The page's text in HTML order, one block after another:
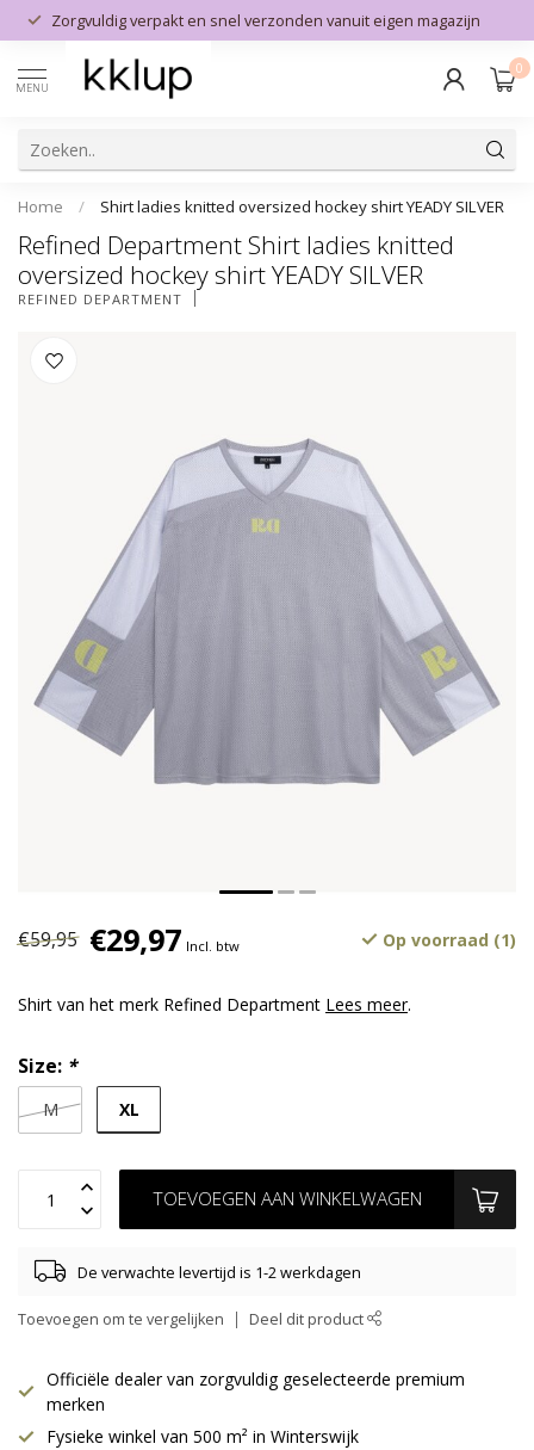
Zorgvuldig verpakt en snel verzonden vanuit eigen magazijn
MENU
0
Home / Shirt ladies knitted oversized hockey shirt YEADY SILVER
Refined Department Shirt ladies knitted
oversized hockey shirt YEADY SILVER
REFINED DEPARTMENT
€59,95 €29,97 Incl. btw Op voorraad (1)
Shirt van het merk Refined Department Lees meer.
Size: *
M XL
TOEVOEGEN AAN WINKELWAGEN
De verwachte levertijd is 1-2 werkdagen
Toevoegen om te vergelijken Deel dit product
Officiële dealer van zorgvuldig geselecteerde premium
merken
Fysieke winkel van 500 m² in Winterswijk